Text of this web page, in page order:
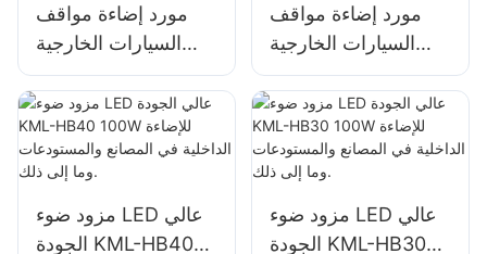
مورد إضاءة مواقف
السيارات الخارجية
والمستودعات KML-
FL2C 200W LED
مورد إضاءة مواقف
السيارات الخارجية
والمستودعات KML-
FL2C 240W LED
مزود ضوء LED عالي
الجودة KML-HB40
مزود ضوء LED عالي
الجودة KML-HB30